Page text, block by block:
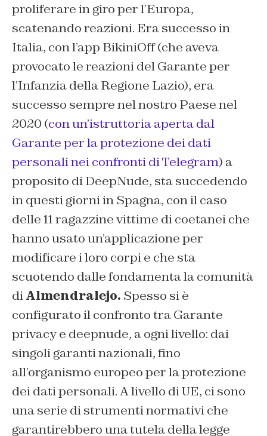
proliferare in giro per l’Europa,
scatenando reazioni. Era successo in
Italia, con l’app BikiniOff (che aveva
provocato le reazioni del Garante per
l’Infanzia della Regione Lazio), era
successo sempre nel nostro Paese nel
2020 (con un’istruttoria aperta dal
Garante per la protezione dei dati
personali nei confronti di Telegram) a
proposito di DeepNude, sta succedendo
in questi giorni in Spagna, con il caso
delle 11 ragazzine vittime di coetanei che
hanno usato un’applicazione per
modificare i loro corpi e che sta
scuotendo dalle fondamenta la comunità
diAlmendralejo. Spesso si è
configurato il confronto tra Garante
privacy e deepnude, a ogni livello: dai
singoli garanti nazionali, fino
all’organismo europeo per la protezione
dei dati personali. A livello di UE, ci sono
una serie di strumenti normativi che
garantirebbero una tutela della legge